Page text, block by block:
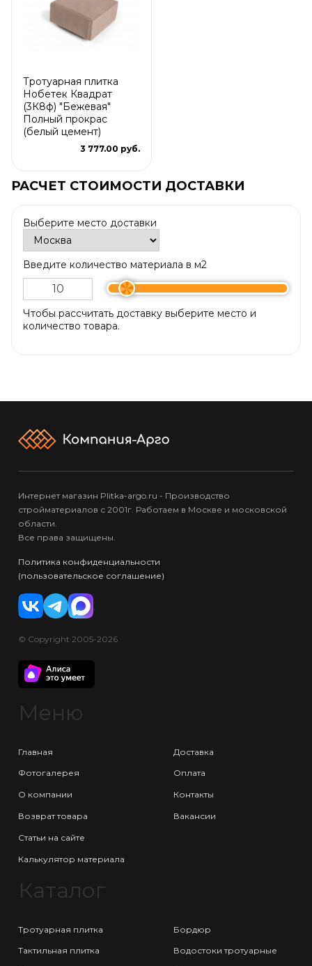
Тротуарная плитка
Нобетек Квадрат
(3К8ф) "Бежевая"
Полный прокрас
(белый цемент)
3 777.00 руб.
РАСЧЕТ СТОИМОСТИ ДОСТАВКИ
Выберите место доставки
Введите количество материала в м2
Чтобы рассчитать доставку выберите место и
количество товара.
Интернет магазин Plitka-argo.ru - Производство
стройматериалов с 2001г. Работаем в Москве и московской
области.
Все права защищены.
Политика конфиденциальности
(пользовательское соглашение)
© Copyright 2005-2026
Меню
Главная
Фотогалерея
О компании
Возврат товара
Статьи на сайте
Калькулятор материала
Доставка
Оплата
Контакты
Вакансии
Каталог
Тротуарная плитка
Тактильная плитка
Бордюр
Водостоки тротуарные